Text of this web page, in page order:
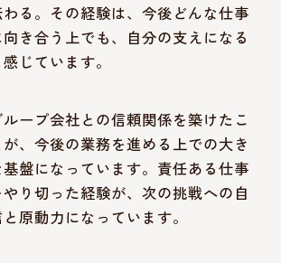
る。その経験は、今後どんな仕事
向き合う上でも、自分の支えになる
感じています。
ループ会社との信頼関係を築けたこ
が、今後の業務を進める上での大き
基盤になっています。責任ある仕事
やり切った経験が、次の挑戦への自
原動力になっています。